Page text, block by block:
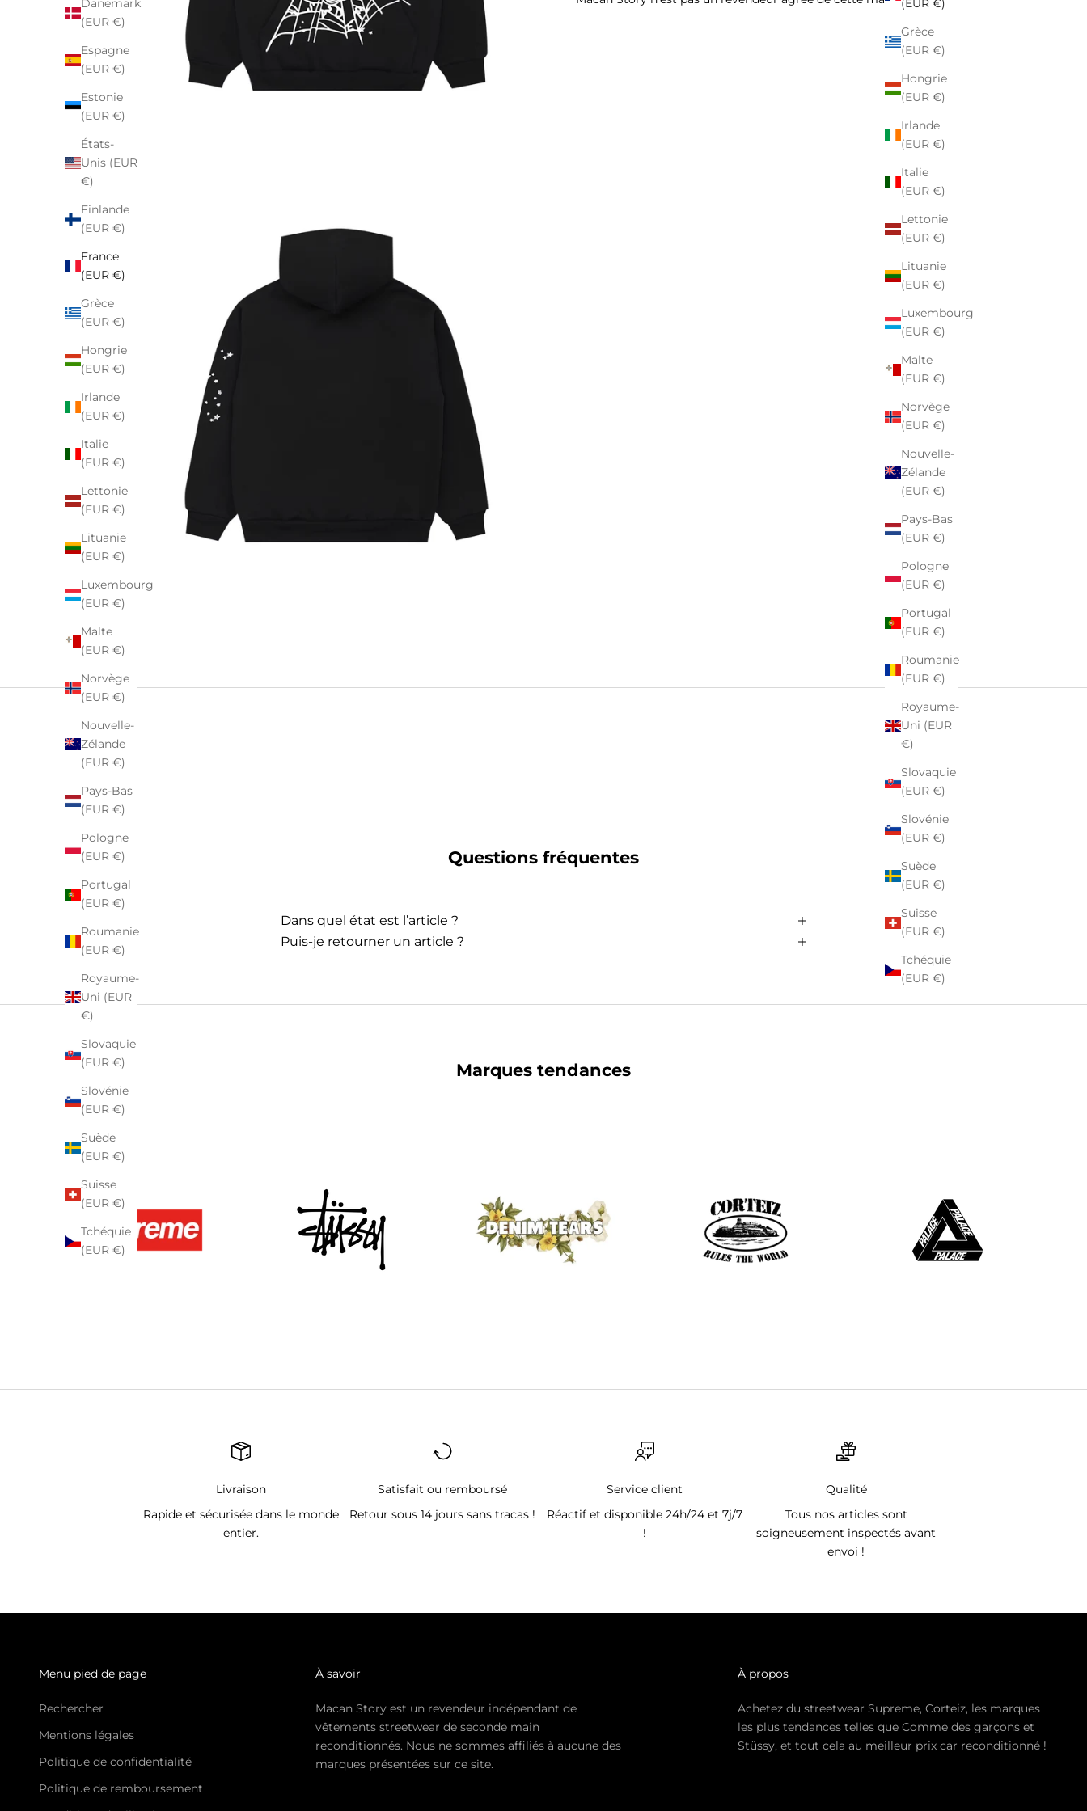
(EUR €)
Grèce
(EUR €)
Hongrie
(EUR €)
Irlande
(EUR €)
Italie
(EUR €)
Lettonie
(EUR €)
Lituanie
(EUR €)
Luxembourg
(EUR €)
Malte
(EUR €)
Norvège
(EUR €)
Nouvelle-
Zélande
(EUR €)
Pays-Bas
(EUR €)
Pologne
(EUR €)
Portugal
(EUR €)
Roumanie
(EUR €)
Royaume-
Uni (EUR
€)
Slovaquie
(EUR €)
Slovénie
(EUR €)
Suède
(EUR €)
Suisse
(EUR €)
Tchéquie
(EUR €)
Danemark
(EUR €)
Espagne
(EUR €)
Estonie
(EUR €)
États-
Unis (EUR
€)
Finlande
(EUR €)
France
(EUR €)
Grèce
(EUR €)
Hongrie
(EUR €)
Irlande
(EUR €)
Italie
(EUR €)
Lettonie
(EUR €)
Lituanie
(EUR €)
Luxembourg
(EUR €)
Malte
(EUR €)
Norvège
(EUR €)
Nouvelle-
Zélande
(EUR €)
Pays-Bas
(EUR €)
Pologne
(EUR €)
Portugal
(EUR €)
Roumanie
(EUR €)
Royaume-
Uni (EUR
€)
Slovaquie
(EUR €)
Slovénie
(EUR €)
Suède
(EUR €)
Suisse
(EUR €)
Tchéquie
(EUR €)
Questions fréquentes
Dans quel état est l’article ?
Puis-je retourner un article ?
Marques tendances
Livraison
Rapide et sécurisée dans le monde
entier.
Satisfait ou remboursé
Retour sous 14 jours sans tracas !
Service client
Réactif et disponible 24h/24 et 7j/7
!
Qualité
Tous nos articles sont
soigneusement inspectés avant
envoi !
Menu pied de page
Rechercher
Mentions légales
Politique de confidentialité
Politique de remboursement
À savoir
Macan Story est un revendeur indépendant de
vêtements streetwear de seconde main
reconditionnés. Nous ne sommes affiliés à aucune des
marques présentées sur ce site.
À propos
Achetez du streetwear Supreme, Corteiz, les marques
les plus tendances telles que Comme des garçons et
Stüssy, et tout cela au meilleur prix car reconditionné !